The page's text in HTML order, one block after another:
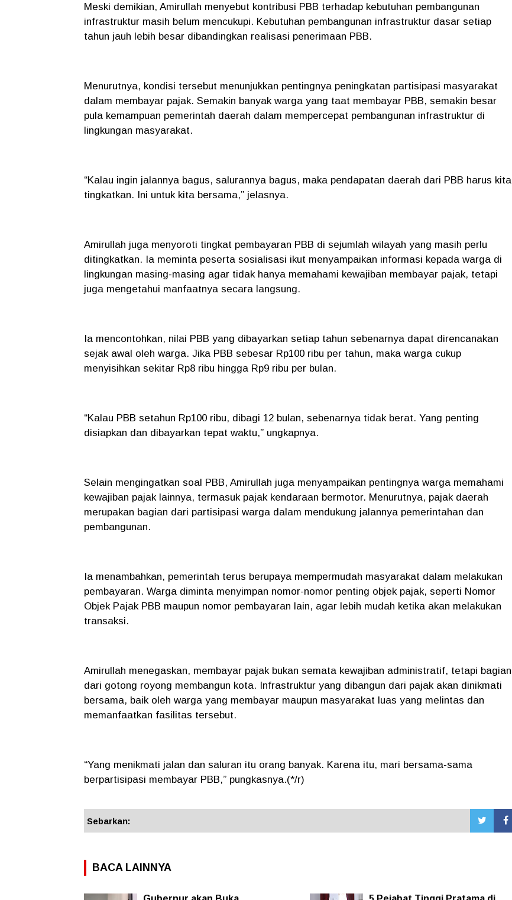
Meski demikian, Amirullah menyebut kontribusi PBB terhadap kebutuhan pembangunan
infrastruktur masih belum mencukupi. Kebutuhan pembangunan infrastruktur dasar setiap
tahun jauh lebih besar dibandingkan realisasi penerimaan PBB.
Menurutnya, kondisi tersebut menunjukkan pentingnya peningkatan partisipasi masyarakat
dalam membayar pajak. Semakin banyak warga yang taat membayar PBB, semakin besar
pula kemampuan pemerintah daerah dalam mempercepat pembangunan infrastruktur di
lingkungan masyarakat.
“Kalau ingin jalannya bagus, salurannya bagus, maka pendapatan daerah dari PBB harus kita
tingkatkan. Ini untuk kita bersama,” jelasnya.
Amirullah juga menyoroti tingkat pembayaran PBB di sejumlah wilayah yang masih perlu
ditingkatkan. Ia meminta peserta sosialisasi ikut menyampaikan informasi kepada warga di
lingkungan masing-masing agar tidak hanya memahami kewajiban membayar pajak, tetapi
juga mengetahui manfaatnya secara langsung.
Ia mencontohkan, nilai PBB yang dibayarkan setiap tahun sebenarnya dapat direncanakan
sejak awal oleh warga. Jika PBB sebesar Rp100 ribu per tahun, maka warga cukup
menyisihkan sekitar Rp8 ribu hingga Rp9 ribu per bulan.
“Kalau PBB setahun Rp100 ribu, dibagi 12 bulan, sebenarnya tidak berat. Yang penting
disiapkan dan dibayarkan tepat waktu,” ungkapnya.
Selain mengingatkan soal PBB, Amirullah juga menyampaikan pentingnya warga memahami
kewajiban pajak lainnya, termasuk pajak kendaraan bermotor. Menurutnya, pajak daerah
merupakan bagian dari partisipasi warga dalam mendukung jalannya pemerintahan dan
pembangunan.
Ia menambahkan, pemerintah terus berupaya mempermudah masyarakat dalam melakukan
pembayaran. Warga diminta menyimpan nomor-nomor penting objek pajak, seperti Nomor
Objek Pajak PBB maupun nomor pembayaran lain, agar lebih mudah ketika akan melakukan
transaksi.
Amirullah menegaskan, membayar pajak bukan semata kewajiban administratif, tetapi bagian
dari gotong royong membangun kota. Infrastruktur yang dibangun dari pajak akan dinikmati
bersama, baik oleh warga yang membayar maupun masyarakat luas yang melintas dan
memanfaatkan fasilitas tersebut.
“Yang menikmati jalan dan saluran itu orang banyak. Karena itu, mari bersama-sama
berpartisipasi membayar PBB,” pungkasnya.(*/r)
Sebarkan:
BACA LAINNYA